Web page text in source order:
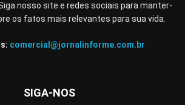
nosso site e redes sociais para manter-
os fatos mais relevantes para sua vida.
comercial@jornalinforme.com.br
SIGA-NOS